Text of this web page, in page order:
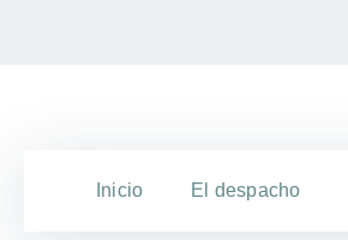
Inicio El despacho